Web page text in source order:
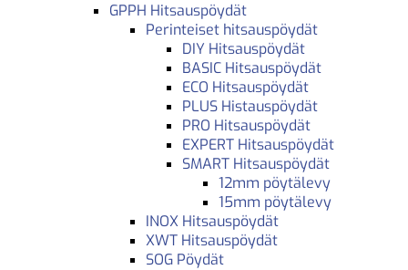
GPPH Hitsauspöydät
Perinteiset hitsauspöydät
DIY Hitsauspöydät
BASIC Hitsauspöydät
ECO Hitsauspöydät
PLUS Histauspöydät
PRO Hitsauspöydät
EXPERT Hitsauspöydät
SMART Hitsauspöydät
12mm pöytälevy
15mm pöytälevy
INOX Hitsauspöydät
XWT Hitsauspöydät
SOG Pöydät